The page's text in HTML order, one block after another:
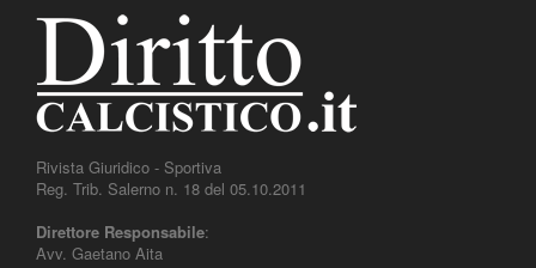
Rivista Giuridico - Sportiva
Reg. Trib. Salerno n. 18 del 05.10.2011
Direttore Responsabile:
Avv. Gaetano Aita